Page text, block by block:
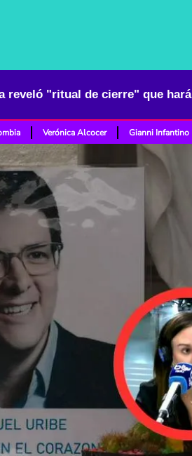
reveló "ritual de cierre" que hará
Verónica Alcocer Gianni Infantino